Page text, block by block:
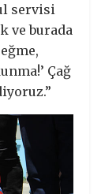
servisi
ve burada
Çağ